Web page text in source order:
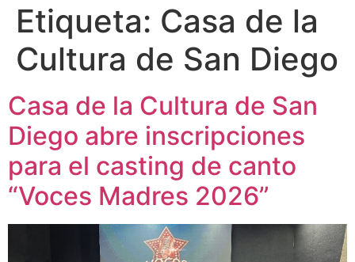
Etiqueta: Casa de la
Cultura de San Diego
Casa de la Cultura de San
Diego abre inscripciones
para el casting de canto
“Voces Madres 2026”